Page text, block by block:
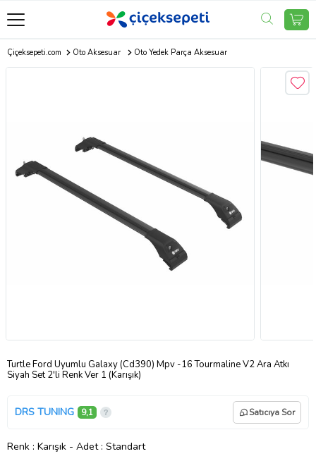
Çiçeksepeti.com Oto Aksesuar Oto Yedek Parça Aksesuar
Turtle Ford Uyumlu Galaxy (Cd390) Mpv -16 Tourmaline V2 Ara Atkı
Siyah Set 2'li Renk Ver 1 (Karışık)
DRS TUNING 9,1 Satıcıya Sor
Renk : Karışık - Adet : Standart